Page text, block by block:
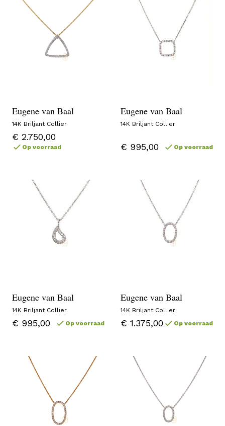
Eugene van Baal
14K Briljant Collier
€ 2.750,00
Op voorraad
Eugene van Baal
14K Briljant Collier
€ 995,00 Op voorraad
Eugene van Baal
14K Briljant Collier
€ 995,00 Op voorraad
Eugene van Baal
14K Briljant Collier
€ 1.375,00 Op voorraad